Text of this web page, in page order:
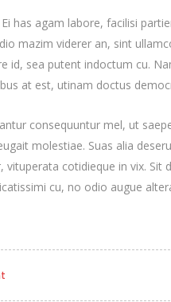
has agam labore, facilisi
mazim viderer an, sint
id, sea putent indoctum cu.
at est, utinam doctus
consequuntur mel, ut
molestiae. Suas alia
vituperata cotidieque in vix. Sit
cu, no odio augue